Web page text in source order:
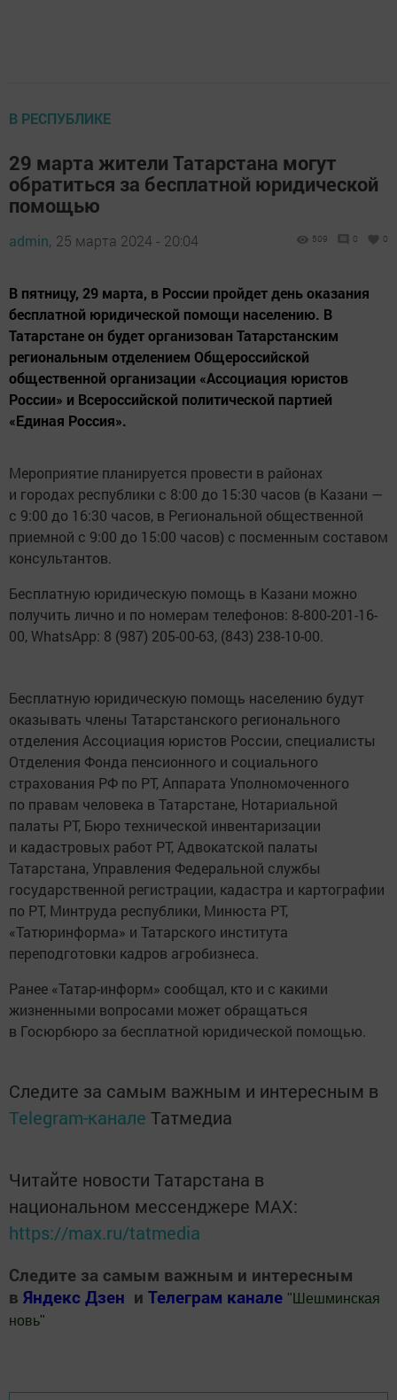
В РЕСПУБЛИКЕ
29 марта жители Татарстана могут
обратиться за бесплатной юридической
помощью
admin, 25 марта 2024 - 20:04 509 0 0
В пятницу, 29 марта, в России пройдет день оказания
бесплатной юридической помощи населению. В
Татарстане он будет организован Татарстанским
региональным отделением Общероссийской
общественной организации «Ассоциация юристов
России» и Всероссийской политической партией
«Единая Россия».
Мероприятие планируется провести в районах
и городах республики с 8:00 до 15:30 часов (в Казани —
с 9:00 до 16:30 часов, в Региональной общественной
приемной с 9:00 до 15:00 часов) с посменным составом
консультантов.
Бесплатную юридическую помощь в Казани можно
получить лично и по номерам телефонов: 8-800-201-16-
00, WhatsApp: 8 (987) 205-00-63, (843) 238-10-00.
Бесплатную юридическую помощь населению будут
оказывать члены Татарстанского регионального
отделения Ассоциация юристов России, специалисты
Отделения Фонда пенсионного и социального
страхования РФ по РТ, Аппарата Уполномоченного
по правам человека в Татарстане, Нотариальной
палаты РТ, Бюро технической инвентаризации
и кадастровых работ РТ, Адвокатской палаты
Татарстана, Управления Федеральной службы
государственной регистрации, кадастра и картографии
по РТ, Минтруда республики, Минюста РТ,
«Татюринформа» и Татарского института
переподготовки кадров агробизнеса.
Ранее «Татар-информ» сообщал, кто и с какими
жизненными вопросами может обращаться
в Госюрбюро за бесплатной юридической помощью.
Следите за самым важным и интересным в
Telegram-канале Татмедиа
Читайте новости Татарстана в
национальном мессенджере MАХ:
https://max.ru/tatmedia
Следите за самым важным и интересным
в Яндекс Дзен и Телеграм канале " Шешминская
новь"